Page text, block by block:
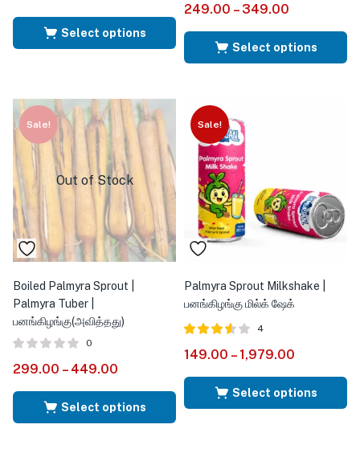
Select options
249.00 – 349.00
Select options
Sale!
Out of Stock
Boiled Palmyra Sprout |
Palmyra Tuber |
பனங்கிழங்கு(அவித்தது)
0
299.00 – 449.00
Select options
Sale!
Palmyra Sprout Milkshake |
பனங்கிழங்கு மில்க் ஷேக்
3.50
4
149.00 – 1,979.00
Select options